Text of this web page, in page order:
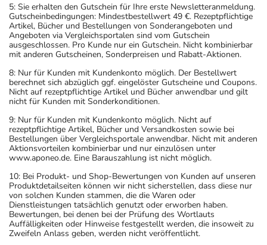
5: Sie erhalten den Gutschein für Ihre erste Newsletteranmeldung.
Gutscheinbedingungen: Mindestbestellwert 49 €. Rezeptpflichtige
Artikel, Bücher und Bestellungen von Sonderangeboten und
Angeboten via Vergleichsportalen sind vom Gutschein
ausgeschlossen. Pro Kunde nur ein Gutschein. Nicht kombinierbar
mit anderen Gutscheinen, Sonderpreisen und Rabatt-Aktionen.
8: Nur für Kunden mit Kundenkonto möglich. Der Bestellwert
berechnet sich abzüglich ggf. eingelöster Gutscheine und Coupons.
Nicht auf rezeptpflichtige Artikel und Bücher anwendbar und gilt
nicht für Kunden mit Sonderkonditionen.
9: Nur für Kunden mit Kundenkonto möglich. Nicht auf
rezeptpflichtige Artikel, Bücher und Versandkosten sowie bei
Bestellungen über Vergleichsportale anwendbar. Nicht mit anderen
Aktionsvorteilen kombinierbar und nur einzulösen unter
www.aponeo.de. Eine Barauszahlung ist nicht möglich.
10: Bei Produkt- und Shop-Bewertungen von Kunden auf unseren
Produktdetailseiten können wir nicht sicherstellen, dass diese nur
von solchen Kunden stammen, die die Waren oder
Dienstleistungen tatsächlich genutzt oder erworben haben.
Bewertungen, bei denen bei der Prüfung des Wortlauts
Auffälligkeiten oder Hinweise festgestellt werden, die insoweit zu
Zweifeln Anlass geben, werden nicht veröffentlicht.